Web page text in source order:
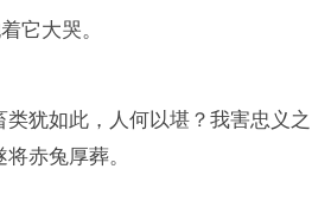
它大哭。
类犹如此，人何以堪？我害忠义之
赤兔厚葬。